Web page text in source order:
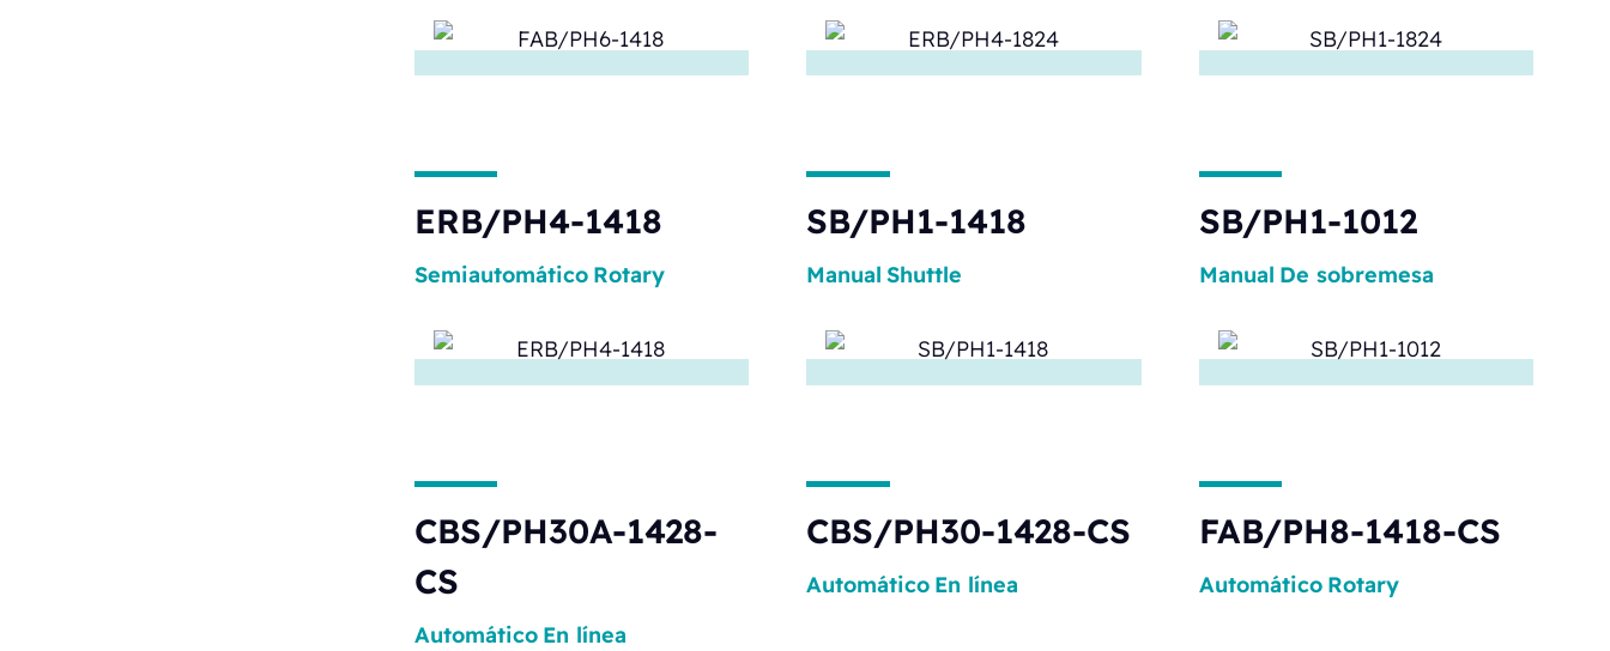
ERB/PH4-1418
Semiautomático Rotary
SB/PH1-1418
Manual Shuttle
SB/PH1-1012
Manual De sobremesa
CBS/PH30A-1428-
CS
Automático En línea
CBS/PH30-1428-CS
Automático En línea
FAB/PH8-1418-CS
Automático Rotary